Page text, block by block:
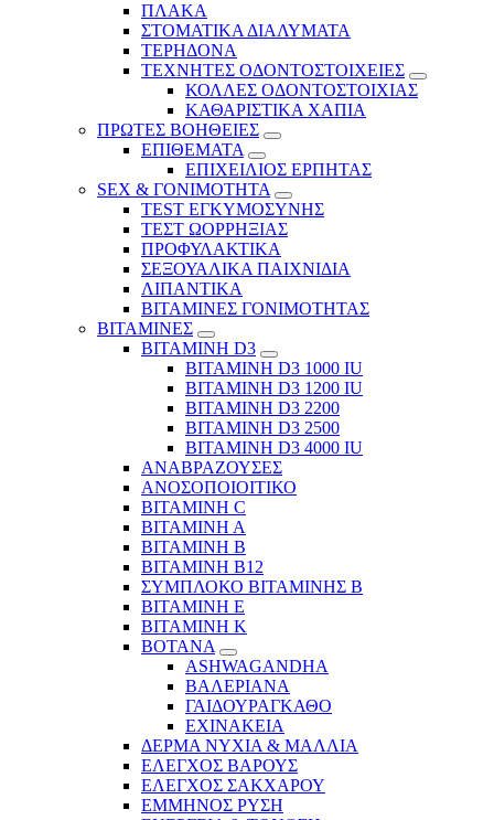
ΠΛΑΚΑ
ΣΤΟΜΑΤΙΚΑ ΔΙΑΛΥΜΑΤΑ
ΤΕΡΗΔΟΝΑ
ΤΕΧΝΗΤΕΣ ΟΔΟΝΤΟΣΤΟΙΧΕΙΕΣ
ΚΟΛΛΕΣ ΟΔΟΝΤΟΣΤΟΙΧΙΑΣ
ΚΑΘΑΡΙΣΤΙΚΑ ΧΑΠΙΑ
ΠΡΩΤΕΣ ΒΟΗΘΕΙΕΣ
ΕΠΙΘΕΜΑΤΑ
ΕΠΙΧΕΙΛΙΟΣ ΕΡΠΗΤΑΣ
SEX & ΓΟΝΙΜΟΤΗΤΑ
TEST ΕΓΚΥΜΟΣΥΝΗΣ
ΤΕΣΤ ΩΟΡΡΗΞΙΑΣ
ΠΡΟΦΥΛΑΚΤΙΚΑ
ΣΕΞΟΥΑΛΙΚΑ ΠΑΙΧΝΙΔΙΑ
ΛΙΠΑΝΤΙΚΑ
ΒΙΤΑΜΙΝΕΣ ΓΟΝΙΜΟΤΗΤΑΣ
ΒΙΤΑΜΙΝΕΣ
ΒΙΤΑΜΙΝΗ D3
ΒΙΤΑΜΙΝΗ D3 1000 IU
ΒΙΤΑΜΙΝΗ D3 1200 IU
ΒΙΤΑΜΙΝΗ D3 2200
ΒΙΤΑΜΙΝΗ D3 2500
BITAMINH D3 4000 IU
ΑΝΑΒΡΑΖΟΥΣΕΣ
ΑΝΟΣΟΠΟΙΟΙΤΙΚΟ
ΒΙΤΑΜΙΝΗ C
ΒΙΤΑΜΙΝΗ Α
ΒΙΤΑΜΙΝΗ Β
ΒΙΤΑΜΙΝΗ Β12
ΣΥΜΠΛΟΚΟ ΒΙΤΑΜΙΝΗΣ Β
ΒΙΤΑΜΙΝΗ Ε
ΒΙΤΑΜΙΝΗ Κ
ΒΟΤΑΝΑ
ASHWAGANDHA
ΒΑΛΕΡΙΑΝΑ
ΓΑΙΔΟΥΡΑΓΚΑΘΟ
ΕΧΙΝΑΚΕΙΑ
ΔΕΡΜΑ ΝΥΧΙΑ & ΜΑΛΛΙΑ
ΕΛΕΓΧΟΣ ΒΑΡΟΥΣ
ΕΛΕΓΧΟΣ ΣΑΚΧΑΡΟΥ
ΕΜΜΗΝΟΣ ΡΥΣΗ